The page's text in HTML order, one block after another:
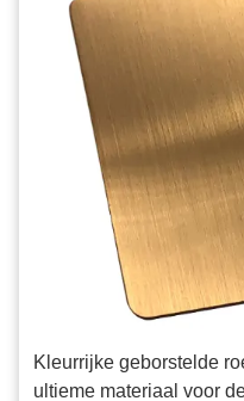
Kleurrijke geborstelde
ultieme materiaal voor